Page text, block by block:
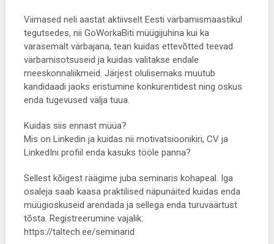
Viimased neli aastat aktiivselt Eesti värbamismaastikul
tegutsedes, nii GoWorkaBiti müügijuhina kui ka
varasemalt värbajana, tean kuidas ettevõtted teevad
värbamisotsuseid ja kuidas valitakse endale
meeskonnaliikmeid. Järjest olulisemaks muutub
kandidaadi jaoks eristumine konkurentidest ning oskus
enda tugevused välja tuua.
Kuidas siis ennast müüa?
Mis on Linkedin ja kuidas nii motivatsioonikiri, CV ja
LinkedIni profiil enda kasuks tööle panna?
Sellest kõigest räägime juba seminaris kohapeal. Iga
osaleja saab kaasa praktilised näpunäited kuidas enda
müügioskuseid arendada ja sellega enda turuväärtust
tõsta. Registreerumine vajalik:
https://taltech.ee/seminarid